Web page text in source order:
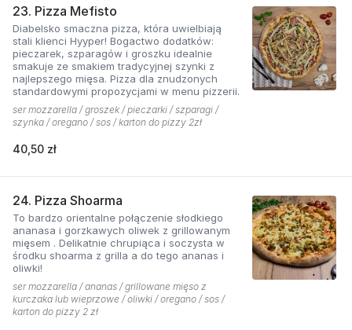
23. Pizza Mefisto
Diabelsko smaczna pizza, która uwielbiają
stali klienci Hyyper! Bogactwo dodatków:
pieczarek, szparagów i groszku idealnie
smakuje ze smakiem tradycyjnej szynki z
najlepszego mięsa. Pizza dla znudzonych
standardowymi propozycjami w menu pizzerii.
ser mozzarella / groszek / pieczarki / szparagi /
szynka / oregano / sos / karton do pizzy 2zł
40,50 zł
24. Pizza Shoarma
To bardzo orientalne połączenie słodkiego
ananasa i gorzkawych oliwek z grillowanym
mięsem . Delikatnie chrupiąca i soczysta w
środku shoarma z grilla a do tego ananas i
oliwki!
ser mozzarella / ananas / grillowane mięso z
kurczaka lub wieprzowe / oliwki / oregano / sos /
karton do pizzy 2 zł